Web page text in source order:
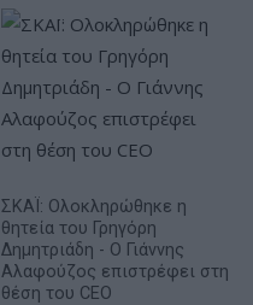
ΣΚΑΪ: Ολοκληρώθηκε η
θητεία του Γρηγόρη
Δημητριάδη - Ο Γιάννης
Αλαφούζος επιστρέφει στη
θέση του CEO